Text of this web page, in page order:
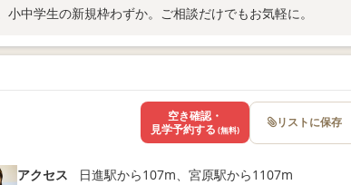
中学生の新規枠わずか。ご相談だけでもお気軽に。
アクセス
日進駅から107m、宮原駅から1107m
空き確認・
見学予約する (無料) リストに保存